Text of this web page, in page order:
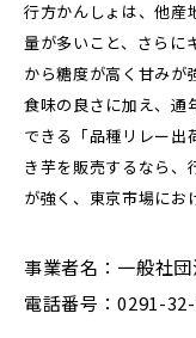
行方かんしょは、他産
量が多いこと、さらに
から糖度が高く甘みが
食味の良さに加え、通
できる「品種リレー出
き芋を販売するなら、
が強く、東京市場にお
事業者名：一般社
電話番号：0291-